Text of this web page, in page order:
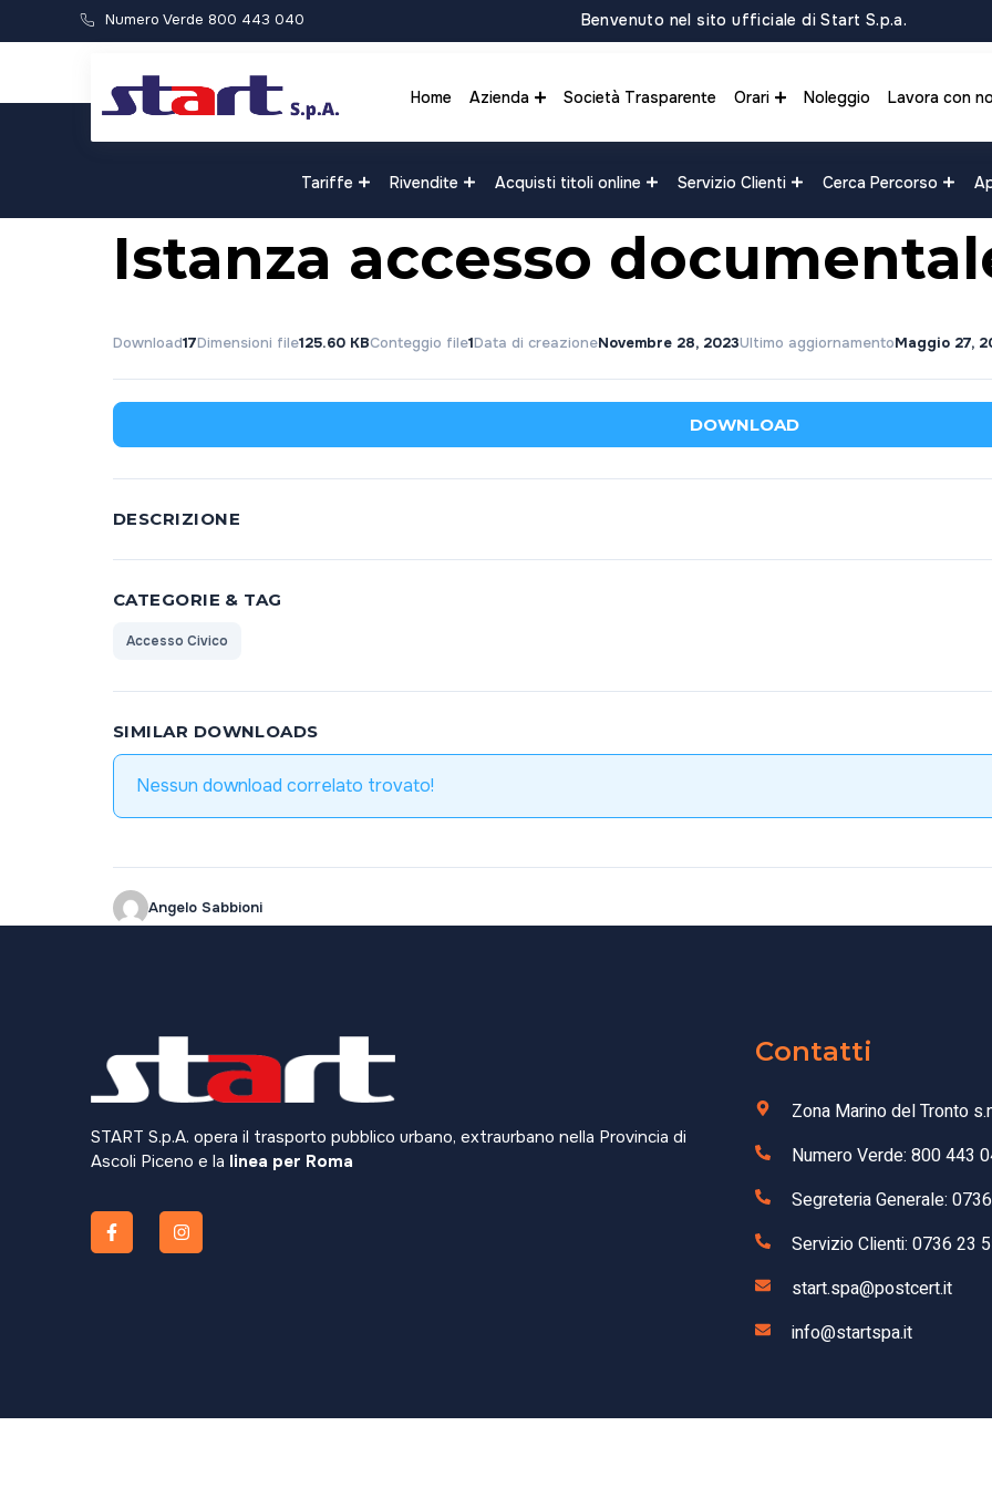
Numero Verde 800 443 040 Benvenuto nel sito ufficiale di Start S.p.a.
Home Azienda Società Trasparente Orari Noleggio Lavora con
Tariffe Rivendite Acquisti titoli online Servizio Clienti Cerca Percorso
Istanza accesso
Download17Dimensioni file125.60 KBConteggio file1Data di creazioneNovembre 28, 2023Ultimo aggiornamentoMaggio 27,
DOWNLOAD
DESCRIZIONE
CATEGORIE & TAG
Accesso Civico
SIMILAR DOWNLOADS
Nessun download correlato trovato!
Angelo Sabbioni
START S.p.A. opera il trasporto pubblico urbano, extraurbano nella Provincia di
Ascoli Piceno e la linea per Roma
Contatti
Zona Marino del Tronto
Numero Verde: 800 443
Segreteria Generale:
Servizio Clienti: 0736 23
start.spa@postcert.it
info@startspa.it